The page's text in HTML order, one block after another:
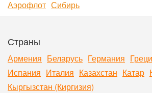
Аэрофлот Сибирь
Страны
Армения Беларусь Германия
Испания Италия Казахстан Катар
Кыргызстан (Киргизия)